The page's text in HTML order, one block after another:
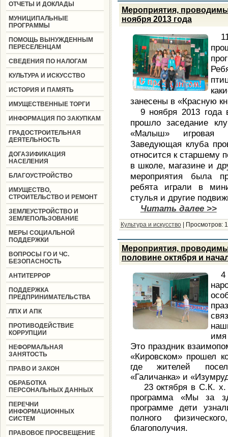
ОТЧЕТЫ И ДОКЛАДЫ
МУНИЦИПАЛЬНЫЕ
ПРОГРАММЫ
ПОМОЩЬ ВЫНУЖДЕННЫМ
ПЕРЕСЕЛЕНЦАМ
СВЕДЕНИЯ ПО НАЛОГАМ
КУЛЬТУРА И ИСКУССТВО
ИСТОРИЯ И ПАМЯТЬ
ИМУЩЕСТВЕННЫЕ ТОРГИ
ИНФОРМАЦИЯ ПО ЗАКУПКАМ
ГРАДОСТРОИТЕЛЬНАЯ
ДЕЯТЕЛЬНОСТЬ
ДОГАЗИФИКАЦИЯ
НАСЕЛЕНИЯ
БЛАГОУСТРОЙСТВО
ИМУЩЕСТВО,
СТРОИТЕЛЬСТВО И РЕМОНТ
ЗЕМЛЕУСТРОЙСТВО И
ЗЕМЛЕПОЛЬЗОВАНИЕ
МЕРЫ СОЦИАЛЬНОЙ
ПОДДЕРЖКИ
ВОПРОСЫ ГО И ЧС.
БЕЗОПАСНОСТЬ
АНТИТЕРРОР
ПОДДЕРЖКА
ПРЕДПРИНИМАТЕЛЬСТВА
ЛПХ И АПК
ПРОТИВОДЕЙСТВИЕ
КОРРУПЦИИ
НЕФОРМАЛЬНАЯ
ЗАНЯТОСТЬ
ПРАВО И ЗАКОН
ОБРАБОТКА
ПЕРСОНАЛЬНЫХ ДАННЫХ
ПЕРЕЧНИ
ИНФОРМАЦИОННЫХ
СИСТЕМ
ПРАВОВОЕ ПРОСВЕЩЕНИЕ
Мероприятия,
ноября 2013 года
занесены в «Красную
9 ноября 2013 года
прошло заседание
«Малыш» игровая
Заведующая клуба
относится к старшему
в школе, магазине и
мероприятия была
ребята играли в
стулья и другие
Читать далее >>
Культура и искусство| Просмотров:
Мероприятия,
половине октября и
4
Это праздник
«Кировском» прошел
где жителей
«Галичанка» и
23 октября в С.К. х.
программа «Мы за
программе дети
полного
благополучия.